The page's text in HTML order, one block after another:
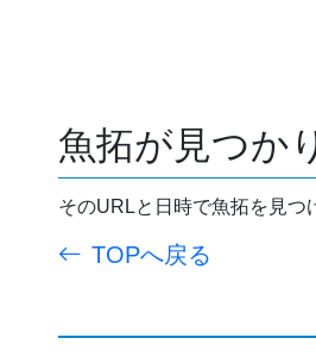
魚拓が見つか
そのURLと日時で魚拓を見つ
TOPへ戻る